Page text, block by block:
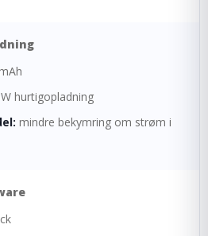
hurtigopladning
mindre bekymring om strøm i